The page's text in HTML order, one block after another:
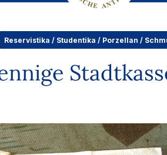
Reservistika / Studentika / Porzellan /